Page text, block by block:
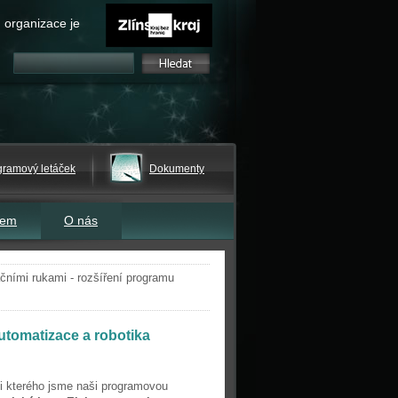
organizace je
letáček Dokumenty
O nás
rukami - rozšíření programu
a robotika
kterého jsme naši programovou